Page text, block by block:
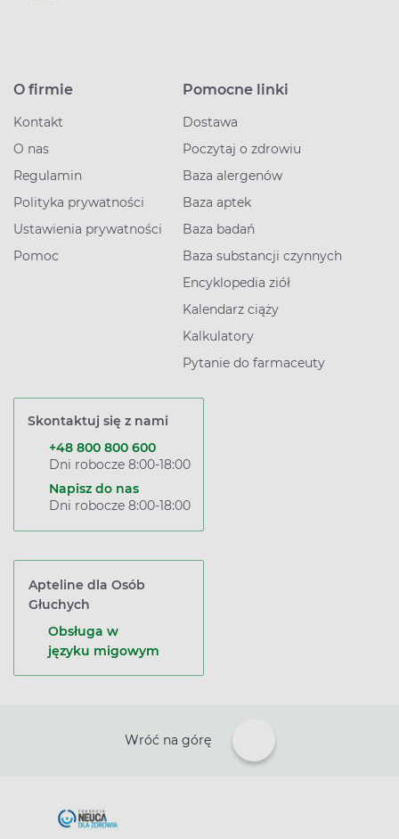
O firmie
Kontakt
O nas
Regulamin
Polityka prywatności
Ustawienia prywatności
Pomoc
Pomocne linki
Dostawa
Poczytaj o zdrowiu
Baza alergenów
Baza aptek
Baza badań
Baza substancji czynnych
Encyklopedia ziół
Kalendarz ciąży
Kalkulatory
Pytanie do farmaceuty
Skontaktuj się z nami
+48 800 800 600
Dni robocze 8:00-18:00
Napisz do nas
Dni robocze 8:00-18:00
Apteline dla Osób
Głuchych
Obsługa w
języku migowym
Wróć na górę